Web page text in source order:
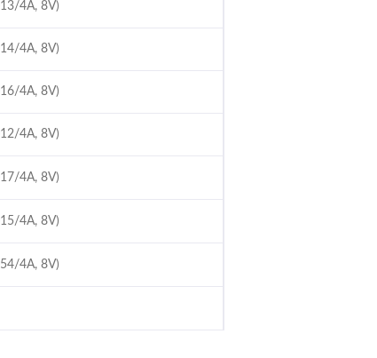
4A, 8V)
4A, 8V)
4A, 8V)
4A, 8V)
4A, 8V)
4A, 8V)
4A, 8V)